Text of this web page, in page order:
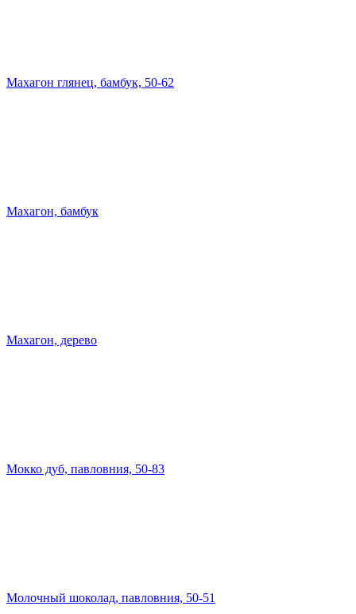
Махагон глянец, бамбук, 50-62
Махагон, бамбук
Махагон, дерево
Мокко дуб, павловния, 50-83
Молочный шоколад, павловния, 50-51